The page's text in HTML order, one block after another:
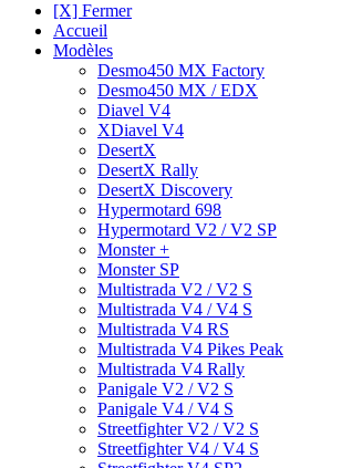
[X] Fermer
Accueil
Modèles
Desmo450 MX Factory
Desmo450 MX / EDX
Diavel V4
XDiavel V4
DesertX
DesertX Rally
DesertX Discovery
Hypermotard 698
Hypermotard V2 / V2 SP
Monster +
Monster SP
Multistrada V2 / V2 S
Multistrada V4 / V4 S
Multistrada V4 RS
Multistrada V4 Pikes Peak
Multistrada V4 Rally
Panigale V2 / V2 S
Panigale V4 / V4 S
Streetfighter V2 / V2 S
Streetfighter V4 / V4 S